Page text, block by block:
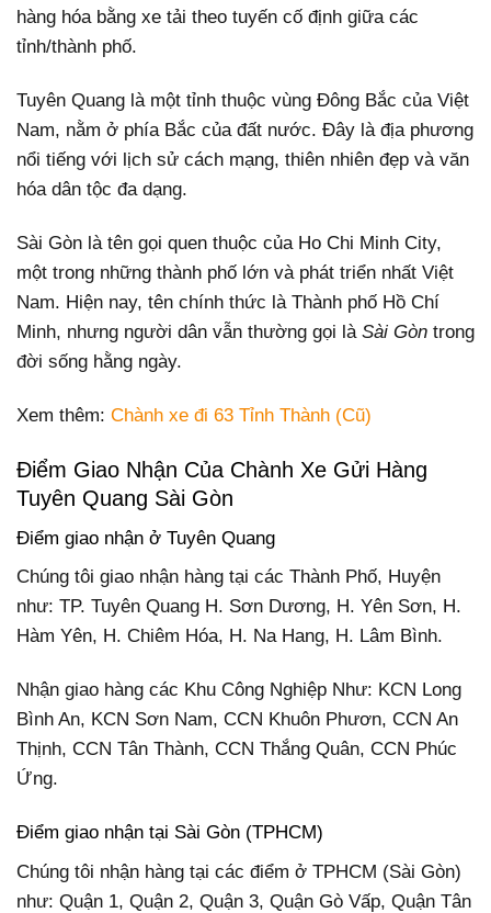
hàng hóa bằng xe tải theo tuyến cố định giữa các
tỉnh/thành phố.
Tuyên Quang là một tỉnh thuộc vùng Đông Bắc của Việt
Nam, nằm ở phía Bắc của đất nước. Đây là địa phương
nổi tiếng với lịch sử cách mạng, thiên nhiên đẹp và văn
hóa dân tộc đa dạng.
Sài Gòn là tên gọi quen thuộc của Ho Chi Minh City,
một trong những thành phố lớn và phát triển nhất Việt
Nam. Hiện nay, tên chính thức là Thành phố Hồ Chí
Minh, nhưng người dân vẫn thường gọi là Sài Gòn trong
đời sống hằng ngày.
Xem thêm: Chành xe đi 63 Tỉnh Thành (Cũ)
Điểm Giao Nhận Của Chành Xe Gửi Hàng
Tuyên Quang Sài Gòn
Điểm giao nhận ở Tuyên Quang
Chúng tôi giao nhận hàng tại các Thành Phố, Huyện
như: TP. Tuyên Quang H. Sơn Dương, H. Yên Sơn, H.
Hàm Yên, H. Chiêm Hóa, H. Na Hang, H. Lâm Bình.
Nhận giao hàng các Khu Công Nghiệp Như: KCN Long
Bình An, KCN Sơn Nam, CCN Khuôn Phươn, CCN An
Thịnh, CCN Tân Thành, CCN Thắng Quân, CCN Phúc
Ứng.
Điểm giao nhận tại Sài Gòn (TPHCM)
Chúng tôi nhận hàng tại các điểm ở TPHCM (Sài Gòn)
như: Quận 1, Quận 2, Quận 3, Quận Gò Vấp, Quận Tân